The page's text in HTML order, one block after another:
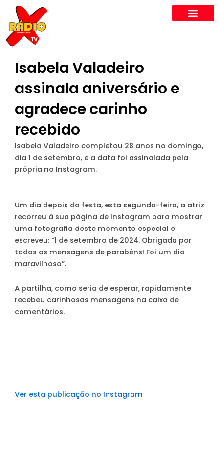
content
Isabela Valadeiro
assinala aniversário e
agradece carinho
recebido
Isabela Valadeiro completou 28 anos no domingo,
dia 1 de setembro, e a data foi assinalada pela
própria no Instagram.
Um dia depois da festa, esta segunda-feira, a atriz
recorreu à sua página de Instagram para mostrar
uma fotografia deste momento especial e
escreveu: “1 de setembro de 2024. Obrigada por
todas as mensagens de parabéns! Foi um dia
maravilhoso”.
A partilha, como seria de esperar, rapidamente
recebeu carinhosas mensagens na caixa de
comentários.
Ver esta publicação no Instagram